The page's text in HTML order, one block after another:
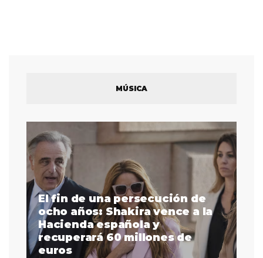
MÚSICA
El fin de una persecución de
ocho años: Shakira vence a la
Hacienda española y
recuperará 60 millones de
euros